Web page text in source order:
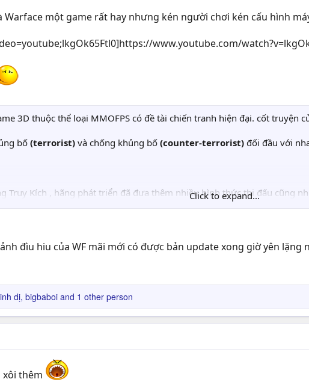
Warface một game rất hay nhưng kén người chơi kén cấu hình
www.youtube.com/
3D thuộc thể loại MMOFPS có đề tài chiến tranh hiện đại. cốt truyện
bố (terrorist) và chống khủng bố (counter-terrorist) đối đầu với
Truy Kích , hãng phát triển đã đưa thêm nhiều hình thức thi đấu cũng
triển đã đưa thêm nhiều tính năng mới, chưa từng có ở CF để hấp
hệ thống PVP đặc sắc, Chế độ đấu Rank Phân cấp kế thừa từ tựa
> cái này lôi từ moba kia ra
Click to expand...
đìu hiu của WF mãi mới có được bản update xong giờ yên
dị, bigbaboi and 1 other person
xôi thêm